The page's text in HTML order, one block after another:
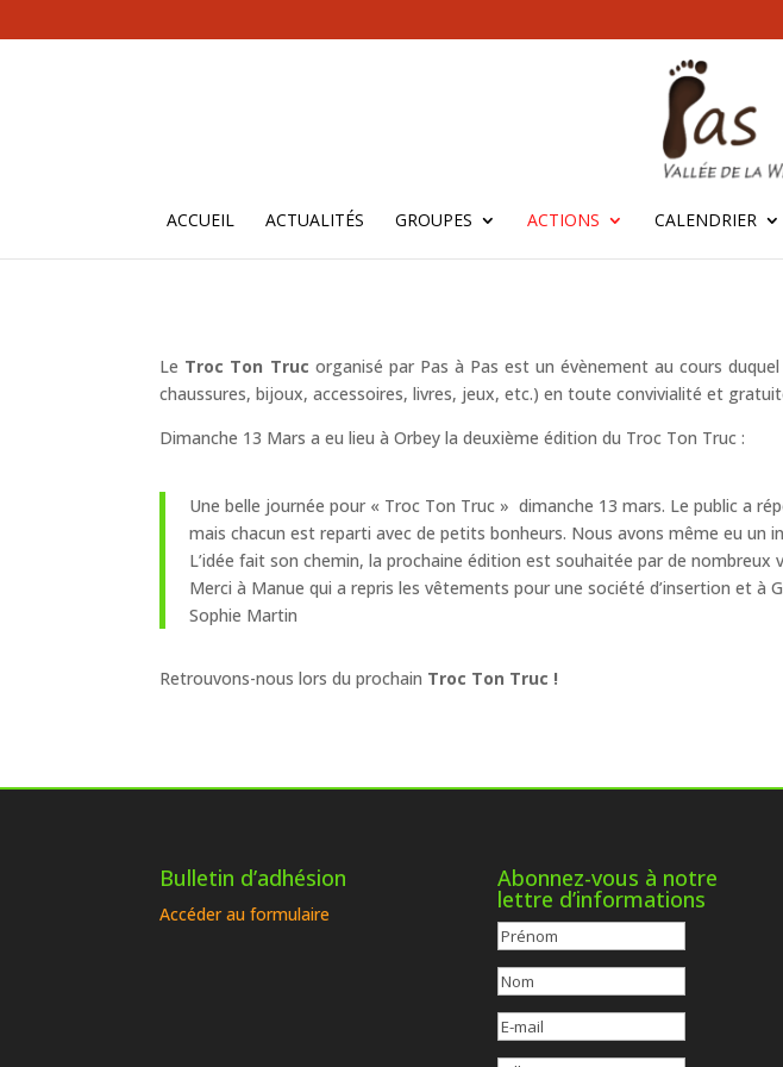
ACCUEIL ACTUALITÉS GROUPES ACTIONS CALENDRIER
Le Troc Ton Truc organisé par Pas à Pas est un évènement au cours
chaussures, bijoux, accessoires, livres, jeux, etc.) en toute convivialité et
Dimanche 13 Mars a eu lieu à Orbey la deuxième édition du Troc Ton Truc :
Une belle journée pour « Troc Ton Truc » dimanche 13 mars. Le public a
mais chacun est reparti avec de petits bonheurs. Nous avons même eu un
L’idée fait son chemin, la prochaine édition est souhaitée par de nombreux
Merci à Manue qui a repris les vêtements pour une société d’insertion et à
Sophie Martin
Retrouvons-nous lors du prochain Troc Ton Truc !
Bulletin d’adhésion
Accéder au formulaire
Abonnez-vous à notre
lettre d’informations